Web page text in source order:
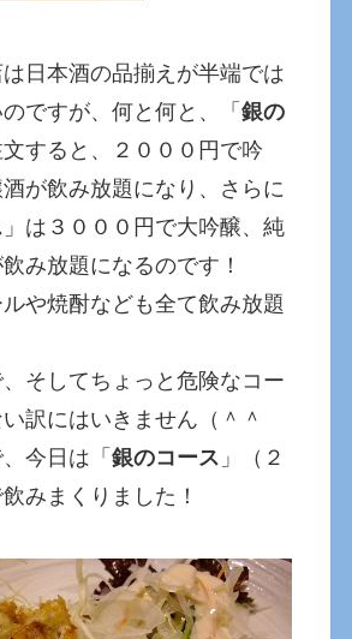
日本酒の品揃えが半端では
ですが、何と何と、「銀の
文すると、２０００円で吟
が飲み放題になり、さらに
」は３０００円で大吟醸、純
み放題になるのです！
や焼酎なども全て飲み放題
そしてちょっと危険なコー
訳にはいきません（＾＾
今日は「銀のコース 」（２
みまくりました！